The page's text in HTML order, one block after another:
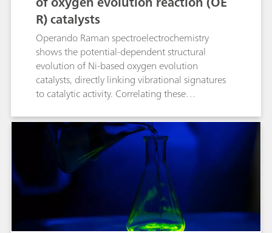
R) catalysts
Operando Raman spectroelectrochemistry
shows the potential-dependent structural
evolution of Ni-based oxygen evolution
catalysts, directly linking vibrational signatures
to catalytic activity. Correlating these
performance not only clarifies OER (oxygen
evolution reaction) mechanisms but also guides
the design of Ni-based catalysts for related
oxidation reactions.